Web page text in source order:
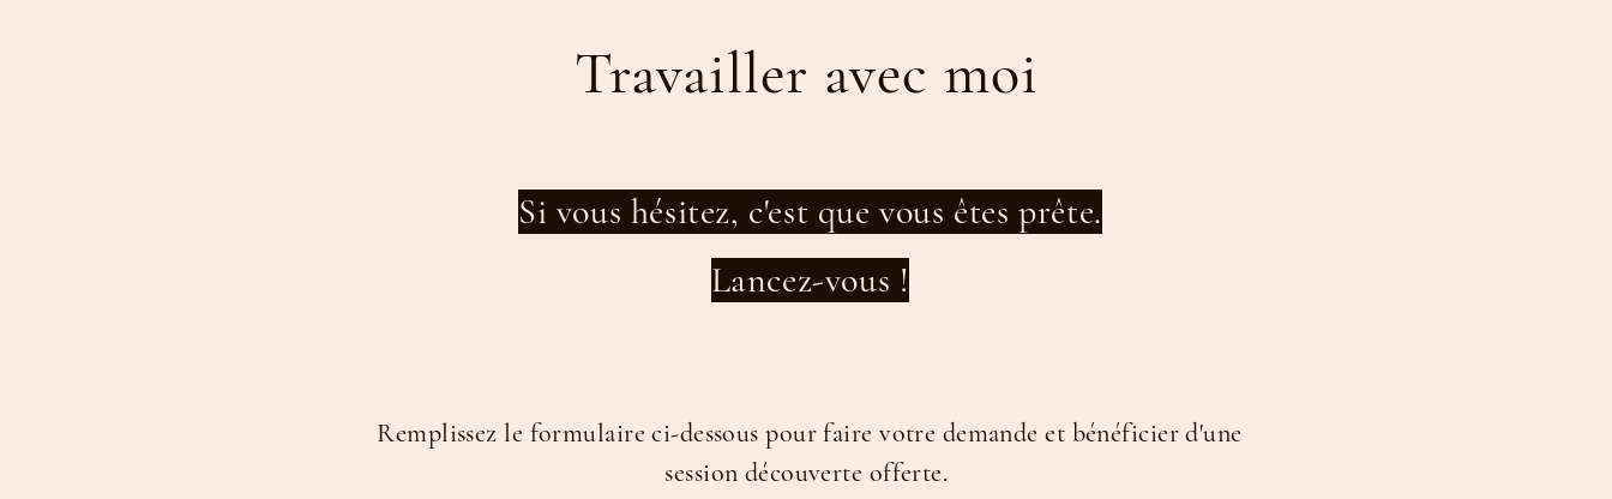
Travailler avec moi
Si vous hésitez, c'est que vous êtes prête.
Lancez-vous !
Remplissez le formulaire ci-dessous pour faire votre demande et bénéficier d'une
session découverte offerte.